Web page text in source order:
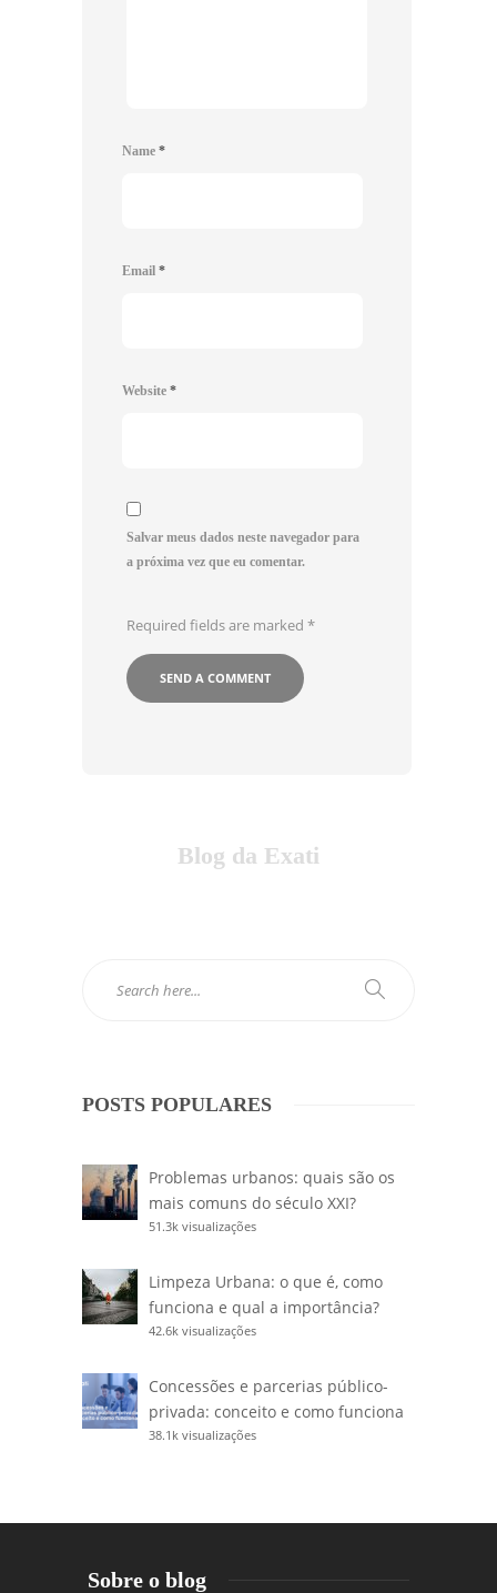
Name *
Email *
Website *
Salvar meus dados neste navegador para
a próxima vez que eu comentar.
Required fields are marked *
Blog da Exati
POSTS POPULARES
Problemas urbanos: quais são os
mais comuns do século XXI?
51.3k visualizações
Limpeza Urbana: o que é, como
funciona e qual a importância?
42.6k visualizações
Concessões e parcerias público-
privada: conceito e como funciona
38.1k visualizações
Sobre o blog